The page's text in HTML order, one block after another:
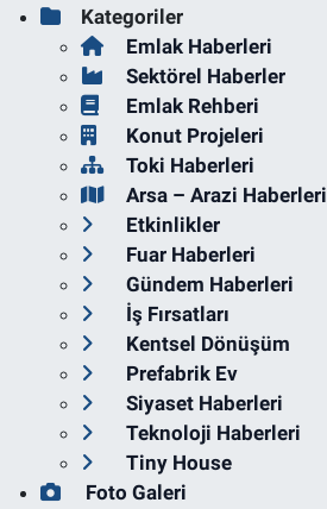
Kategoriler
Emlak Haberleri
Sektörel Haberler
Emlak Rehberi
Konut Projeleri
Toki Haberleri
Arsa – Arazi Haberleri
Etkinlikler
Fuar Haberleri
Gündem Haberleri
İş Fırsatları
Kentsel Dönüşüm
Prefabrik Ev
Siyaset Haberleri
Teknoloji Haberleri
Tiny House
Foto Galeri